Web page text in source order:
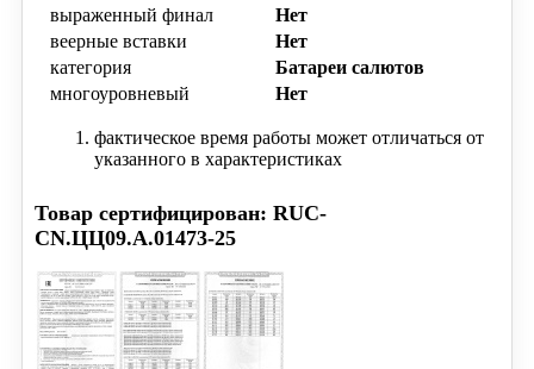
выраженный финал
Нет
веерные вставки
Нет
категория
Батареи салютов
многоуровневый
Нет
фактическое время работы может отличаться от
указанного в характеристиках
Товар сертифицирован: RUC-
CN.ЦЦ09.А.01473-25